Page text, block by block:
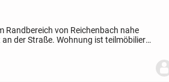
Randbereich von Reichenbach nahe
der Straße. Wohnung ist teilmöbiliert